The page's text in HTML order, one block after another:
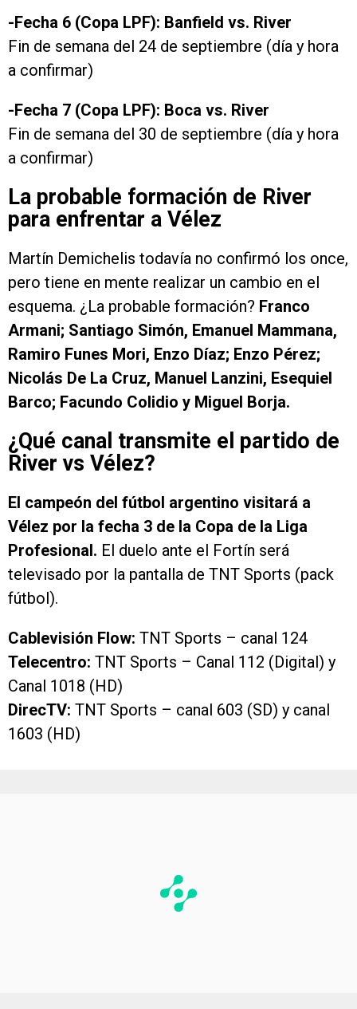
-Fecha 6 (Copa LPF): Banfield vs. River
Fin de semana del 24 de septiembre (día y hora
a confirmar)
-Fecha 7 (Copa LPF): Boca vs. River
Fin de semana del 30 de septiembre (día y hora
a confirmar)
La probable formación de River
para enfrentar a Vélez
Martín Demichelis todavía no confirmó los once,
pero tiene en mente realizar un cambio en el
esquema. ¿La probable formación? Franco
Armani; Santiago Simón, Emanuel Mammana,
Ramiro Funes Mori, Enzo Díaz; Enzo Pérez;
Nicolás De La Cruz, Manuel Lanzini, Esequiel
Barco; Facundo Colidio y Miguel Borja.
¿Qué canal transmite el partido de
River vs Vélez?
El campeón del fútbol argentino visitará a
Vélez por la fecha 3 de la Copa de la Liga
Profesional. El duelo ante el Fortín será
televisado por la pantalla de TNT Sports (pack
fútbol).
Cablevisión Flow: TNT Sports – canal 124
Telecentro: TNT Sports – Canal 112 (Digital) y
Canal 1018 (HD)
DirecTV: TNT Sports – canal 603 (SD) y canal
1603 (HD)